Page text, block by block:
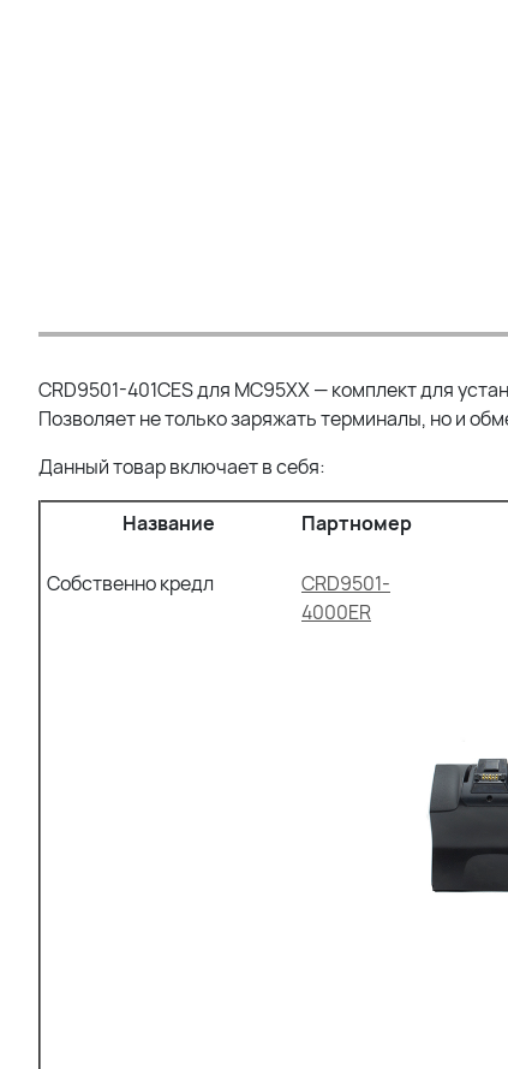
CRD9501-401CES для MC95XX — комплект для
Позволяет не только заряжать терминалы, но и
Данный товар включает в себя:
Название Партномер
Собственно кредл
CRD9501-
4000ER